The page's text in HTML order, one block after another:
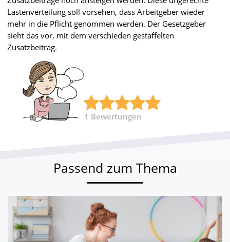
Lastenverteilung soll vorsehen, dass Arbeitgeber wieder
mehr in die Pflicht genommen werden. Der Gesetzgeber
sieht das vor, mit dem verschieden gestaffelten
Zusatzbeitrag.
1 Bewertungen
Passend zum Thema